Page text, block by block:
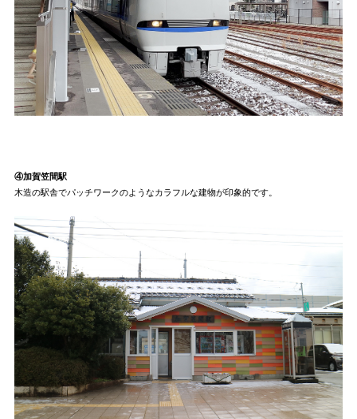
④加賀笠間駅
木造の駅舎でパッチワークのようなカラフルな建物が印象的です。